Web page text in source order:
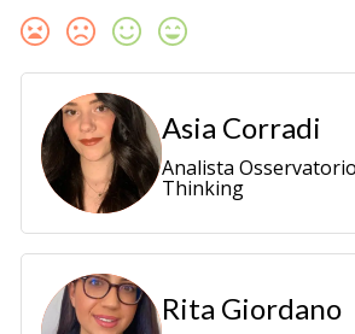
Asia Corradi
Analista
Thinking
Rita Giordano